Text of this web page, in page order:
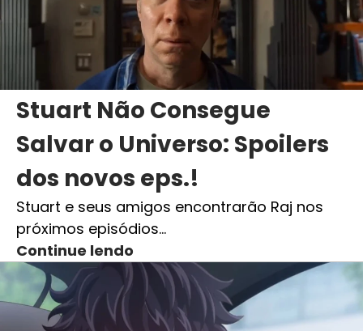
Stuart Não Consegue
Salvar o Universo: Spoilers
dos novos eps.!
Stuart e seus amigos encontrarão Raj nos
próximos episódios…
Continue lendo